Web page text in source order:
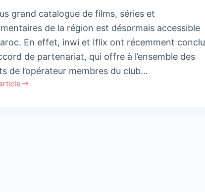
grand catalogue de films, séries et
de la région est désormais accessible
En effet, inwi et Iflix ont récemment conclu
de partenariat, qui offre à l’ensemble des
de l’opérateur membres du club…